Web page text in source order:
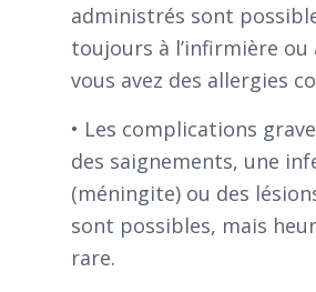
administrés sont
toujours à l’infirmière ou
vous avez des allergies
• Les complications
des saignements, une
(méningite) ou des
sont possibles, mais
rare.